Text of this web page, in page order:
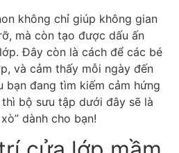
không chỉ giúp không gian
mà còn tạo được dấu ấn
Đây còn là cách để các bé
và cảm thấy mỗi ngày đến
bạn đang tìm kiếm cảm hứng
bộ sưu tập dưới đây sẽ là
dành cho bạn!